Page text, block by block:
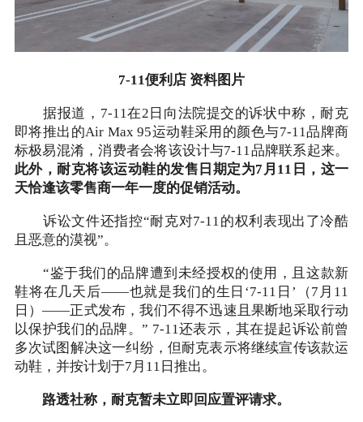
7-11便利店 资料图片
据报道，7-11在2日向法院提交的诉状中称，耐克
即将推出的Air Max 95运动鞋采用的颜色与7-11品牌商
标极易混淆，消费者会将该设计与7-11品牌联系起来。
此外，耐克将该运动鞋的发售日期定为7月11日，这一
天恰逢该零售商一年一度的促销活动。
诉讼文件还指控“耐克对7-11的权利表现出了冷酷
且恶意的漠视”。
“鉴于我们的品牌遭到未经授权的使用，且这款新
鞋将在几天后——也就是我们的生日‘7-11日’（7月11
日）——正式发布，我们不得不迅速且果断地采取行动
以保护我们的品牌。” 7-11还表示，其在提起诉讼前曾
多次试图解决这一纠纷，但耐克表示将继续宣传该款运
动鞋，并按计划于7月11日推出。
路透社称，耐克暂未立即回应置评请求。